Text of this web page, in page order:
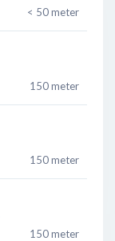
< 50 meter
150 meter
150 meter
150 meter